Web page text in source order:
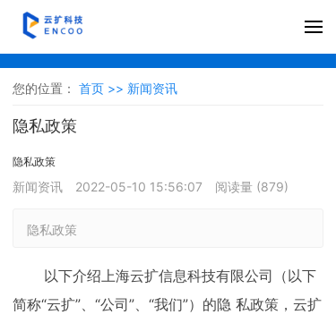
您的位置： 首页 >> 新闻资讯
隐私政策
隐私政策
新闻资讯 2022-05-10 15:56:07 阅读量 (879)
隐私政策
以下介绍上海云扩信息科技有限公司（以下
简称“云扩”、“公司”、“我们”）的隐 私政策，云扩